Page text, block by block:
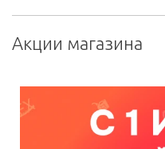
Акции магазина